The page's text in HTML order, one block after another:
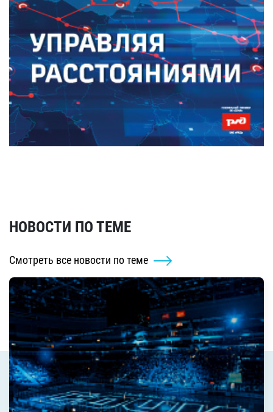
НОВОСТИ ПО ТЕМЕ
Смотреть все новости по теме